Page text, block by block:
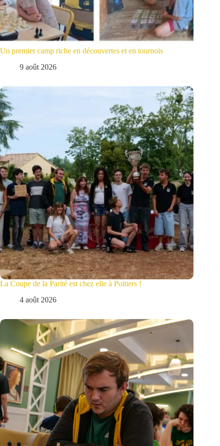
Un premier camp riche en découvertes et en tournois
9 août 2026
La Coupe de la Parité est chez elle à Poitiers !
4 août 2026